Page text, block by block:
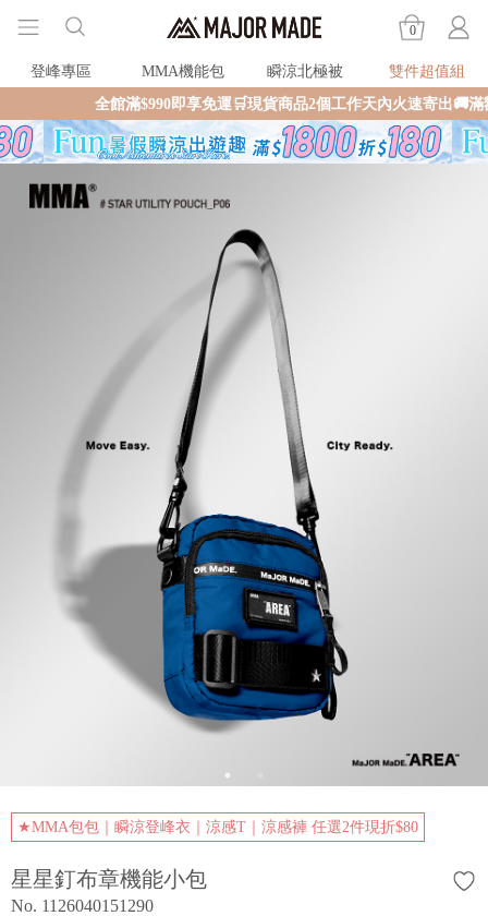
0
登峰專區 MMA機能包 瞬涼北極被
雙件超值組
館滿$990即享免運🛒現貨商品2個工作天內火速寄出🚚滿額再送限量好禮
★MMA包包｜瞬涼登峰衣｜涼感T｜涼感褲 任選2件現折$80
星星釘布章機能小包
No. 1126040151290